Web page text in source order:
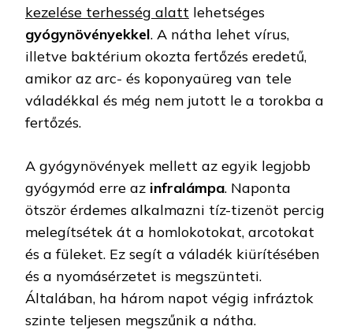
kezelése terhesség alatt lehetséges
gyógynövényekkel. A nátha lehet vírus,
illetve baktérium okozta fertőzés eredetű,
amikor az arc- és koponyaüreg van tele
váladékkal és még nem jutott le a torokba a
fertőzés.
A gyógynövények mellett az egyik legjobb
gyógymód erre az infralámpa. Naponta
ötször érdemes alkalmazni tíz-tizenöt percig
melegítsétek át a homlokotokat, arcotokat
és a füleket. Ez segít a váladék kiürítésében
és a nyomásérzetet is megszünteti.
Általában, ha három napot végig infráztok
szinte teljesen megszűnik a nátha.